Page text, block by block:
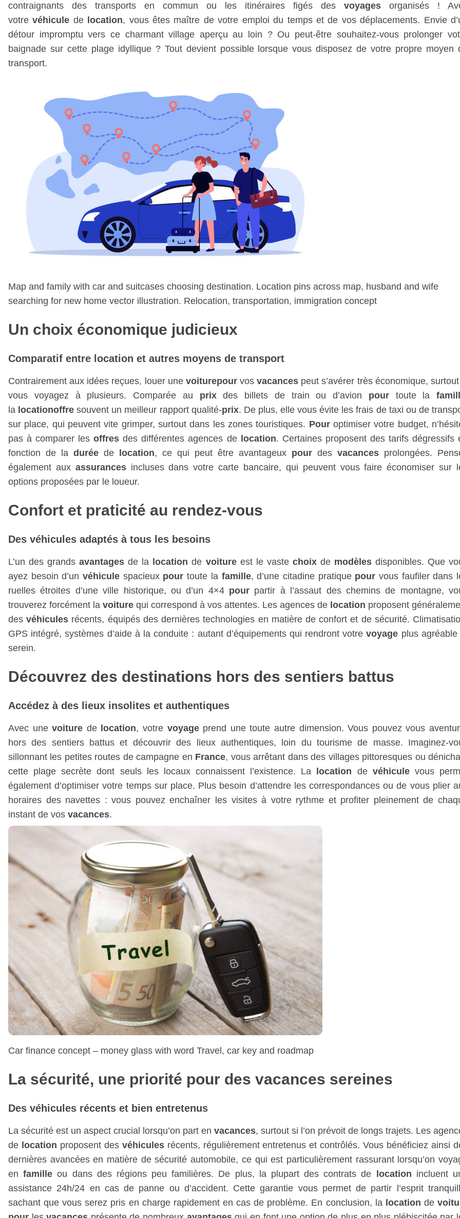
contraignants des transports en commun ou les itinéraires figés des voyages organisés !
votrevéhicule de location, vous êtes maître de votre emploi du temps et de vos déplacements. Envie
détour impromptu vers ce charmant village aperçu au loin ? Ou peut-être souhaitez-vous prolonger
baignade sur cette plage idyllique ? Tout devient possible lorsque vous disposez de votre propre moyen
transport.
Map and family with car and suitcases choosing destination. Location pins across map, husband and wife
searching for new home vector illustration. Relocation, transportation, immigration concept
Un choix économique judicieux
Comparatif entre location et autres moyens de transport
Contrairement aux idées reçues, louer une voiturepourvosvacances peut s’avérer très économique,
vous voyagez à plusieurs. Comparée au prixdes billets de train ou d’avion pourtoute la
la locationoffre souvent un meilleur rapport qualité-prix. De plus, elle vous évite les frais de taxi ou de
sur place, qui peuvent vite grimper, surtout dans les zones touristiques. Pouroptimiser votre budget,
pas à comparer lesoffres des différentes agences de location. Certaines proposent des tarifs dégressifs
fonction de la durée de location, ce qui peut être avantageux pour des vacances prolongées.
également aux assurancesincluses dans votre carte bancaire, qui peuvent vous faire économiser sur
options proposées par le loueur.
Confort et praticité au rendez-vous
Des véhicules adaptés à tous les besoins
L’un des grandsavantages de la location de voitureest le vaste choixde modèlesdisponibles. Que
ayez besoin d’unvéhicule spacieux pour toute la famille, d’une citadine pratique pour vous faufiler dans
ruelles étroites d’une ville historique, ou d’un 4×4 pour partir à l’assaut des chemins de montagne,
trouverez forcément la voiture qui correspond à vos attentes. Les agences de location proposent
desvéhicules récents, équipés des dernières technologies en matière de confort et de sécurité.
GPS intégré, systèmes d’aide à la conduite : autant d’équipements qui rendront votrevoyage plus agréable
serein.
Découvrez des destinations hors des sentiers battus
Accédez à des lieux insolites et authentiques
Avec unevoiture de location, votre voyageprend une toute autre dimension. Vous pouvez vous
hors des sentiers battus et découvrir des lieux authentiques, loin du tourisme de masse. Imaginez-
sillonnant les petites routes de campagne en France, vous arrêtant dans des villages pittoresques ou
cette plage secrète dont seuls les locaux connaissent l’existence. La
location de véhiculevous
également d’optimiser votre temps sur place. Plus besoin d’attendre les correspondances ou de vous plier
horaires des navettes : vous pouvez enchaîner les visites à votre rythme et profiter pleinement de
instant de vos vacances.
Car finance concept – money glass with word Travel, car key and roadmap
La sécurité, une priorité pour des vacances sereines
Des véhicules récents et bien entretenus
La sécurité est un aspect crucial lorsqu’on part en vacances, surtout si l’on prévoit de longs trajets. Les
de location proposent des véhiculesrécents, régulièrement entretenus et contrôlés. Vous bénéficiez ainsi
dernières avancées en matière de sécurité automobile, ce qui est particulièrement rassurant lorsqu’on
enfamille ou dans des régions peu familières. De plus, la plupart des contrats de location incluent
assistance 24h/24 en cas de panne ou d’accident. Cette garantie vous permet de partir l’esprit
sachant que vous serez pris en charge rapidement en cas de problème. En conclusion, la location de